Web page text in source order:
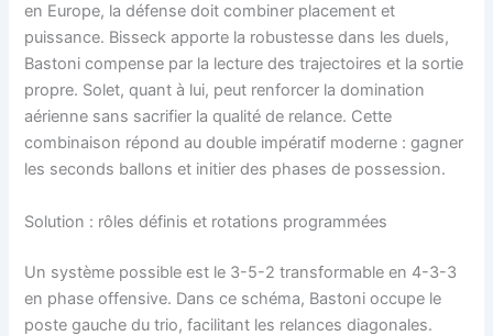
en Europe, la défense doit combiner placement et
puissance. Bisseck apporte la robustesse dans les duels,
Bastoni compense par la lecture des trajectoires et la sortie
propre. Solet, quant à lui, peut renforcer la domination
aérienne sans sacrifier la qualité de relance. Cette
combinaison répond au double impératif moderne : gagner
les seconds ballons et initier des phases de possession.
Solution : rôles définis et rotations programmées
Un système possible est le 3-5-2 transformable en 4-3-3
en phase offensive. Dans ce schéma, Bastoni occupe le
poste gauche du trio, facilitant les relances diagonales.